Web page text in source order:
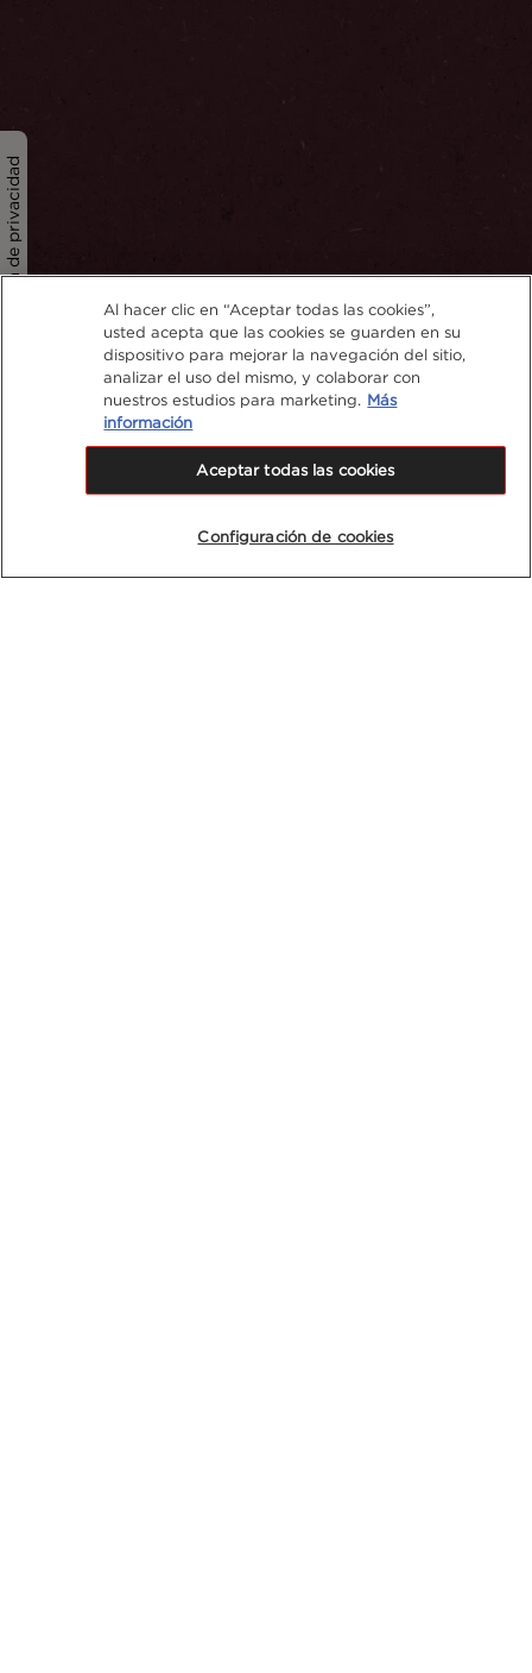
Política de privacidad
Al hacer clic en “Aceptar todas las cookies”,
usted acepta que las cookies se guarden en su
dispositivo para mejorar la navegación del sitio,
analizar el uso del mismo, y colaborar con
nuestros estudios para marketing. Más
información
Configuración de cookies
Aceptar todas las cookies